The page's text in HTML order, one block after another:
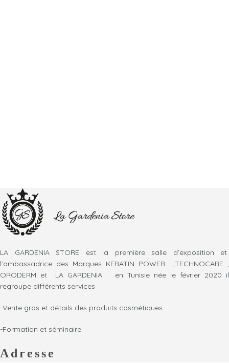
LA GARDENIA STORE est la première salle d’exposition et
l’ambassadrice des Marques KERATIN POWER ,TECHNOCARE ,
ORODERM et LA GARDENIA en Tunisie née le février 2020 il
regroupe différents services
-Vente gros et détails des produits cosmétiques
-Formation et séminaire
Adresse